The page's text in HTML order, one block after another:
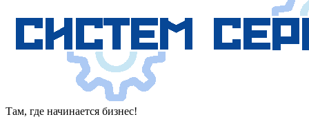
Там, где начинается бизнес!